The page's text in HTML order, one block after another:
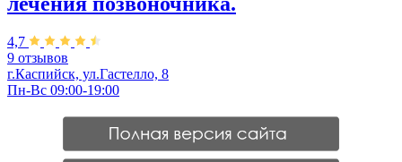
4,7
9 отзывов
г.Каспийск, ул.Гастелло, 8
Пн-Вс 09:00-19:00